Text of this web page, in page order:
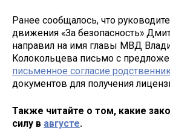
Ранее сообщалось, что
движения «За безопасность»
направил на имя главы МВД
Колокольцева письмо с
письменное согласие
документов для получения
Также читайте о том, какие
силу в августе.